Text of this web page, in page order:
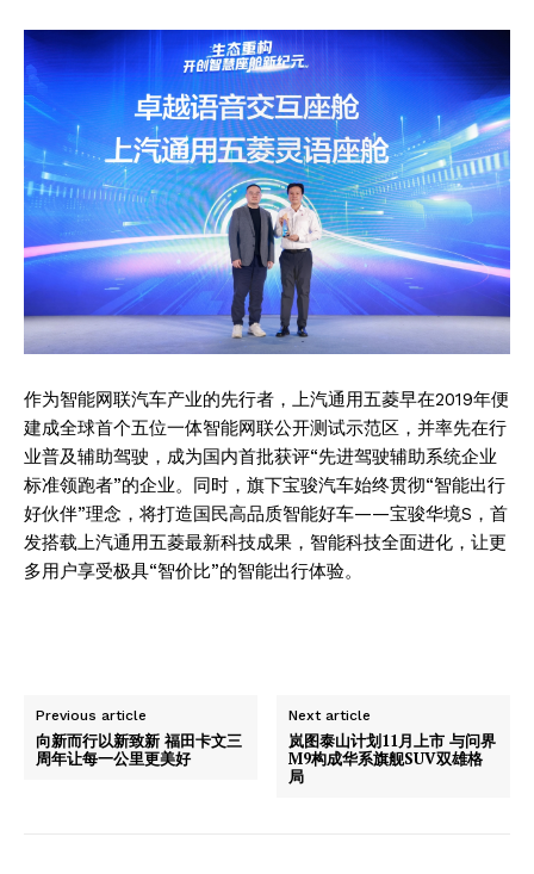
作为智能网联汽车产业的先行者，上汽通用五菱早在2019年便
建成全球首个五位一体智能网联公开测试示范区，并率先在行
业普及辅助驾驶，成为国内首批获评“先进驾驶辅助系统企业
标准领跑者”的企业。同时，旗下宝骏汽车始终贯彻“智能出行
好伙伴”理念，将打造国民高品质智能好车——宝骏华境S，首
发搭载上汽通用五菱最新科技成果，智能科技全面进化，让更
多用户享受极具“智价比”的智能出行体验。
Previous article
向新而行以新致新 福田卡文三
周年让每一公里更美好
Next article
岚图泰山计划11月上市 与问界
M9构成华系旗舰SUV双雄格
局